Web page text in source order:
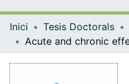
Inici Tesis Doctorals